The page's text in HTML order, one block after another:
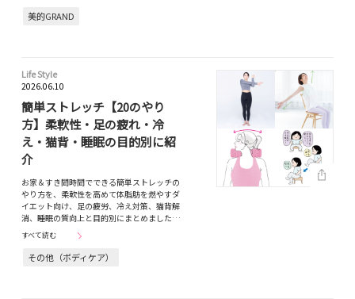
美的GRAND
Life Style
2026.06.10
簡単ストレッチ【20のやり
方】柔軟性・足の疲れ・冷
え・猫背・睡眠の目的別に紹
介
お家＆すき間時間でできる簡単ストレッチの
やり方を、柔軟性を高めて体脂肪を燃やすダ
イエット向け、足の疲労、冷え対策、猫背解
消、睡眠の質向上と目的別にまとめました…
すべて読む
その他（ボディケア）